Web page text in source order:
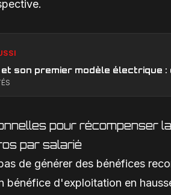
son premier modèle électrique
pour récompenser
par salarié
de générer des bénéfices
bénéfice d'exploitation en